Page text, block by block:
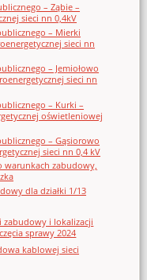
– Ząbie –
sieci nn 0,4kV
– Mierki
sieci nn
– Jemiołowo
sieci nn
– Kurki –
oświetleniowej
– Gąsiorowo
sieci nn 0,4 kV
warunkach zabudowy,
dla działki 1/13
zabudowy i lokalizacji
sprawy 2024
kablowej sieci